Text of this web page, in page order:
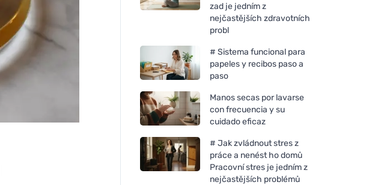
zad je jedním z
nejčastějších zdravotních
probl
# Sistema funcional para
papeles y recibos paso a
paso
Manos secas por lavarse
con frecuencia y su
cuidado eficaz
# Jak zvládnout stres z
práce a nenést ho domů
Pracovní stres je jedním z
nejčastějších problémů